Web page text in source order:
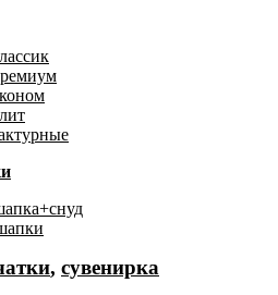
, сувенирка